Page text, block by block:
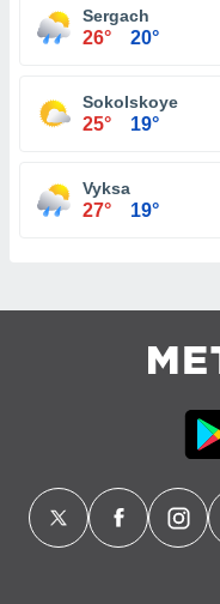
Sergach
26° 20°
Sokolskoye
25° 19°
Vyksa
27° 19°